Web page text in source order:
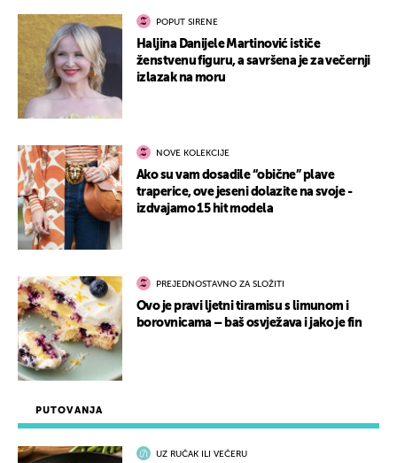
PUTOVANJA
UZ RUČAK ILI VEČERU
POPUT SIRENE
Haljina Danijele Martinović ističe
ženstvenu figuru, a savršena je za večernji
izlazak na moru
NOVE KOLEKCIJE
Ako su vam dosadile “obične” plave
traperice, ove jeseni dolazite na svoje -
izdvajamo 15 hit modela
PREJEDNOSTAVNO ZA SLOŽITI
Ovo je pravi ljetni tiramisu s limunom i
borovnicama – baš osvježava i jako je fin